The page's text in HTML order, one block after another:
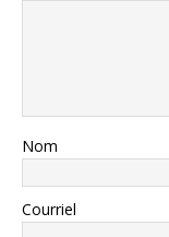
Nom
Courriel